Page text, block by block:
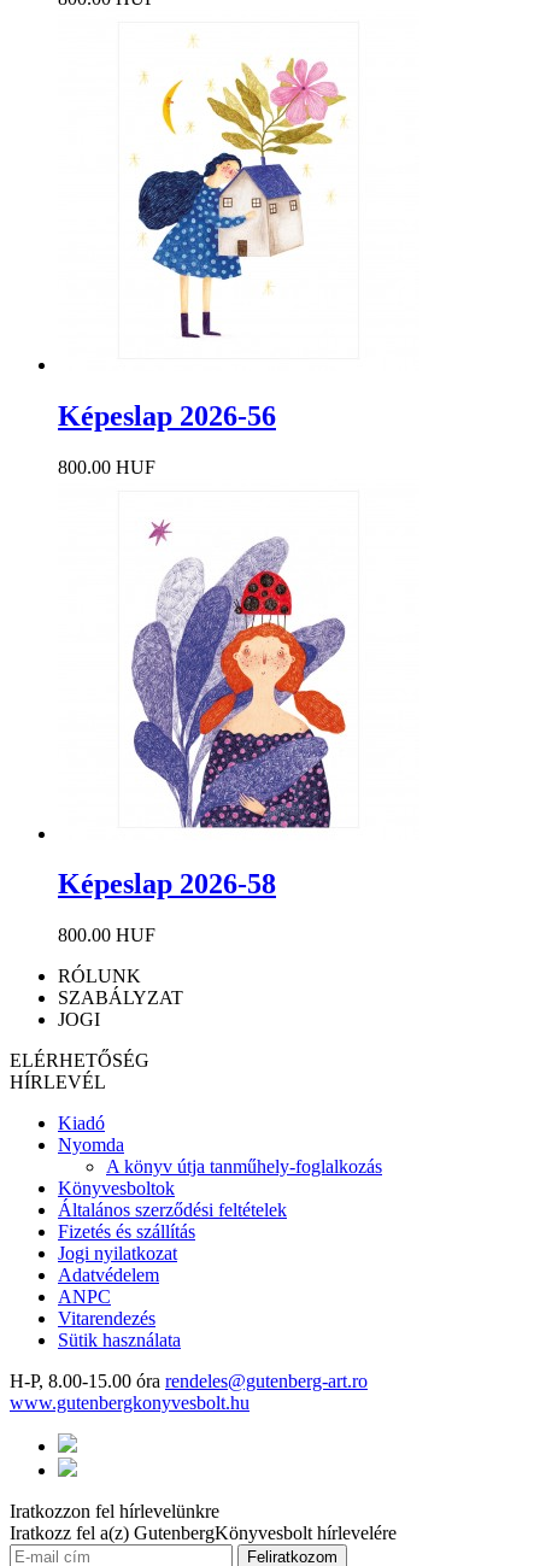
Képeslap 2026-56
800.00 HUF
Képeslap 2026-58
800.00 HUF
RÓLUNK
SZABÁLYZAT
JOGI
ELÉRHETŐSÉG
HÍRLEVÉL
Kiadó
Nyomda
A könyv útja tanműhely-foglalkozás
Könyvesboltok
Általános szerződési feltételek
Fizetés és szállítás
Jogi nyilatkozat
Adatvédelem
ANPC
Vitarendezés
Sütik használata
H-P, 8.00-15.00 óra rendeles@gutenberg-art.ro
www.gutenbergkonyvesbolt.hu
Iratkozzon fel hírlevelünkre
Iratkozz fel a(z) GutenbergKönyvesbolt hírlevelére